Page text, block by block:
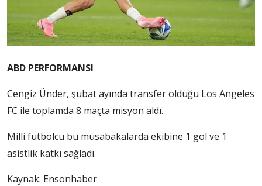
ABD PERFORMANSI
Cengiz Ünder, şubat ayında transfer olduğu Los Angeles
FC ile toplamda 8 maçta misyon aldı.
Milli futbolcu bu müsabakalarda ekibine 1 gol ve 1
asistlik katkı sağladı.
Kaynak: Ensonhaber